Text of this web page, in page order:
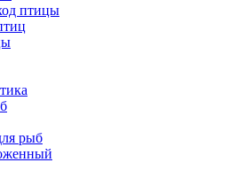
птицы
рыб